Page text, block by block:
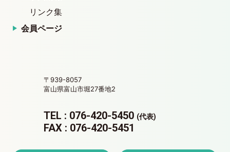
リンク集
会員ページ
〒939-8057
富山県富山市堀27番地2
TEL : 076-420-5450 (代表)
FAX : 076-420-5451